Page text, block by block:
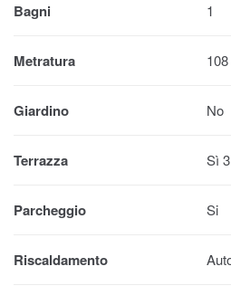
Bagni 1
Metratura 108
Giardino No
Terrazza Sì
Parcheggio Si
Riscaldamento